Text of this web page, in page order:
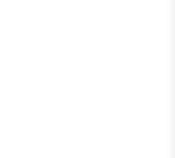
lý tốt mạng xã hội, gọi
bình, ứng dụng văn
bản cập nhật iOS mới,
Apple thường hỗ trợ
hỗ trợ MagSafe.
MagSafe lên iPhone, sạc